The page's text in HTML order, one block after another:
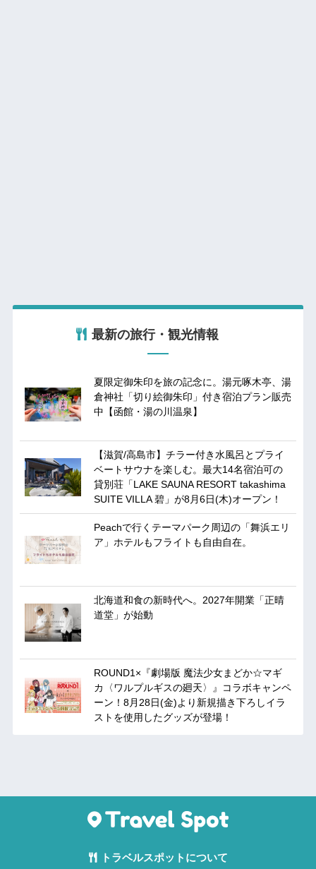
最新の旅行・観光情報
夏限定御朱印を旅の記念に。湯元啄木亭、湯
倉神社「切り絵御朱印」付き宿泊プラン販売
中【函館・湯の川温泉】
【滋賀/高島市】チラー付き水風呂とプライ
ベートサウナを楽しむ。最大14名宿泊可の
貸別荘「LAKE SAUNA RESORT takashima
SUITE VILLA 碧」が8月6日(木)オープン！
Peachで行くテーマパーク周辺の「舞浜エリ
ア」ホテルもフライトも自由自在。
北海道和食の新時代へ。2027年開業「正晴
道堂」が始動
ROUND1×『劇場版 魔法少女まどか☆マギ
カ〈ワルプルギスの廻天〉』コラボキャンペ
ーン！8月28日(金)より新規描き下ろしイラ
ストを使用したグッズが登場！
トラベルスポットについて